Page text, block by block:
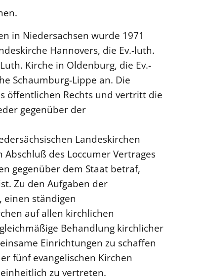
in Niedersachsen wurde 1971
Hannovers, die Ev.-luth.
Kirche in Oldenburg, die Ev.-
Schaumburg-Lippe an. Die
öffentlichen Rechts und vertritt die
gegenüber der
Landeskirchen
des Loccumer Vertrages
gegenüber dem Staat betraf,
Zu den Aufgaben der
einen ständigen
auf allen kirchlichen
Behandlung kirchlicher
Einrichtungen zu schaffen
fünf evangelischen Kirchen
zu vertreten.